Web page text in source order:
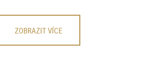
ZOBRAZIT VÍCE